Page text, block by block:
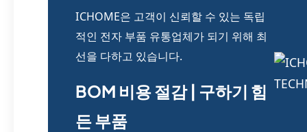
ICHOME은 고객이 신뢰할 수 있는 독립
적인 전자 부품 유통업체가 되기 위해 최
선을 다하고 있습니다.
BOM 비용 절감 | 구하기 힘
든 부품